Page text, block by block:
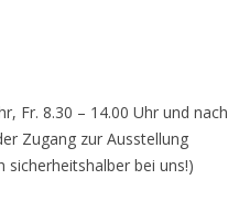
Fr. 8.30 – 14.00 Uhr und nach
Zugang zur Ausstellung
bei uns!)